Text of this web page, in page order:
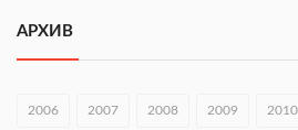
С 8 августа изменят схему
Новгород
АРХИВ
2006 2007 2008 2009 2010